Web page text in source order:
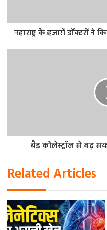
चूड़धार अभ्यारण्य
अभयारण्य लगभग 56 वर्ग
चूड़ीचंदानी (बर्फ की चूड़ी) के नाम
शिव अपने भक्तों को शिरगुल
करोल गुफा
यह हिमालय में स्थित काफी
करोल पर्वत चोटी तक का सफर
के लिए। यहां के स्थानीय लोग
इस गुफा में तपस्या की थी। इसी
कहा जाता है। गुफा के अंदर
महाराष्ट्र के हजारों डॉक्टरों ने
बैड कोलेस्ट्रॉल से बढ़
Related Articles